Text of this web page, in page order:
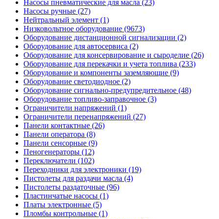
Насосы пневматические для масла (23)
Насосы ручные (27)
Нейтральный элемент (1)
Низковольтное оборудование (9673)
Оборудование дистанционной сигнализации (2)
Оборудование для автосервиса (2)
Оборудование для консервирование и сыроделие (26)
Оборудование для перекачки и учета топлива (233)
Оборудование и компоненты заземляющие (9)
Оборудование светодиодное (2)
Оборудование сигнально-предупредительное (48)
Оборудование топливо-заправочное (3)
Ограничители напряжений (1)
Ограничители перенапряжений (27)
Панели контактные (26)
Панели оператора (8)
Панели сенсорные (9)
Пеногенераторы (12)
Переключатели (102)
Переходники для электроники (19)
Пистолеты для раздачи масла (4)
Пистолеты раздаточные (96)
Пластинчатые насосы (1)
Платы электронные (5)
Пломбы контрольные (1)